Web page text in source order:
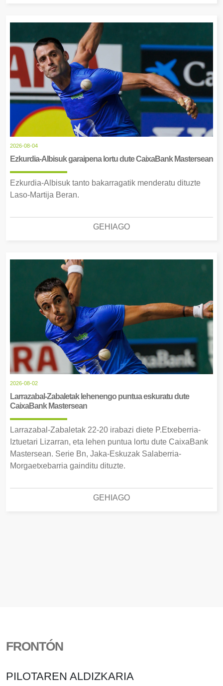
2026-08-04
Ezkurdia-Albisuk garaipena lortu dute CaixaBank Mastersean
Ezkurdia-Albisuk tanto bakarragatik menderatu dituzte
Laso-Martija Beran.
GEHIAGO
2026-08-02
Larrazabal-Zabaletak lehenengo puntua eskuratu dute
CaixaBank Mastersean
Larrazabal-Zabaletak 22-20 irabazi diete P.Etxeberria-
Iztuetari Lizarran, eta lehen puntua lortu dute CaixaBank
Mastersean. Serie Bn, Jaka-Eskuzak Salaberria-
Morgaetxebarria gainditu dituzte.
GEHIAGO
FRONTÓN
PILOTAREN ALDIZKARIA